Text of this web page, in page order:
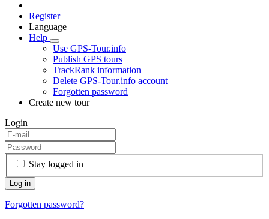
Register
Language
Help
Use GPS-Tour.info
Publish GPS tours
TrackRank information
Delete GPS-Tour.info account
Forgotten password
Create new tour
Login
Stay logged in
Forgotten password?